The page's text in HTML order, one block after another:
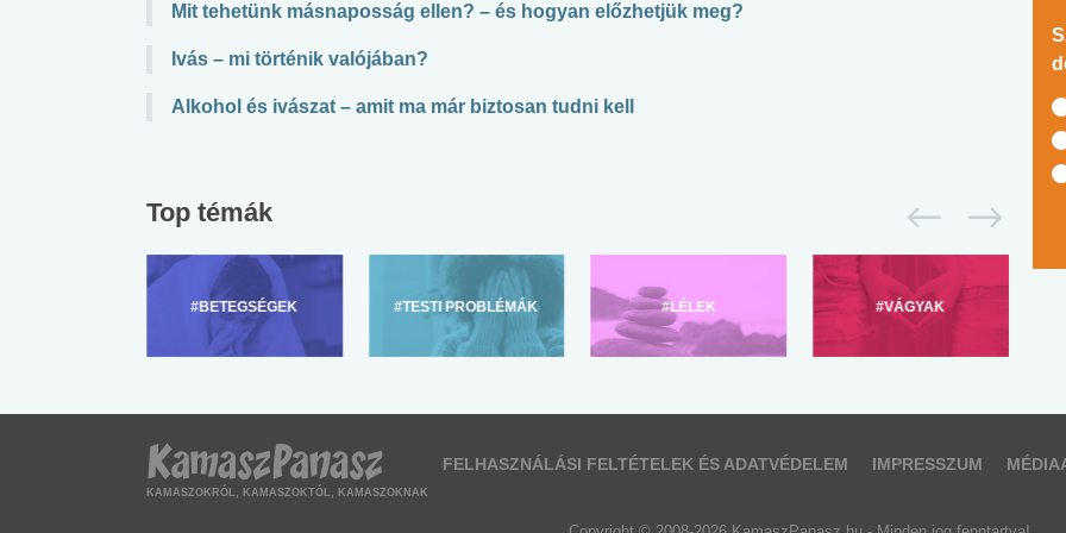
Mit tehetünk másnaposság ellen? – és hogyan előzhetjük meg?
Ivás – mi történik valójában?
Alkohol és ivászat – amit ma már biztosan tudni kell
Top témák
#BETEGSÉGEK #TESTI PROBLÉMÁK #LÉLEK #VÁGYAK
KAMASZOKRÓL, KAMASZOKTÓL, KAMASZOKNAK
FELHASZNÁLÁSI FELTÉTELEK ÉS ADATVÉDELEM IMPRESSZUM